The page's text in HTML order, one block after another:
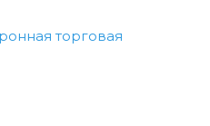
торговая